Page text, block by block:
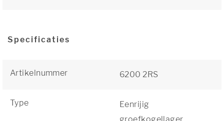
Specificaties
Artikelnummer 6200 2RS
Type
Eenrijig